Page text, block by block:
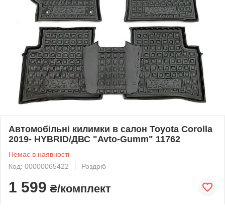
Автомобільні килимки в салон Toyota Corolla
2019- HYBRID/ДВС "Avto-Gumm" 11762
Немає в наявності
Код: 00000065422
Роздріб
1 599 ₴/комплект